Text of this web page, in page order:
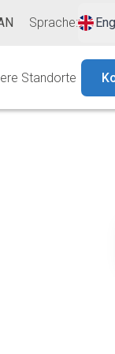
Sprache:
Standorte